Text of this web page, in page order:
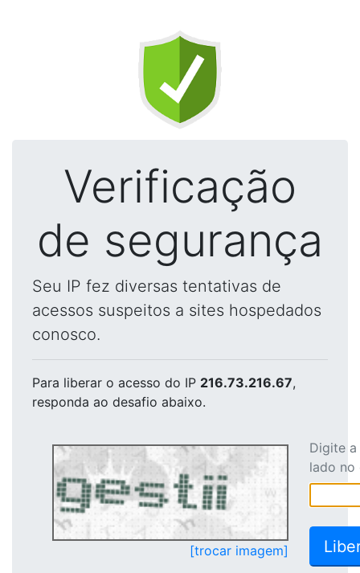
Verificação
de segurança
Seu IP fez diversas tentativas de
acessos suspeitos a sites hospedados
conosco.
Para liberar o acesso do IP 216.73.216.67,
responda ao desafio abaixo.
[trocar imagem]
Digite
lado no